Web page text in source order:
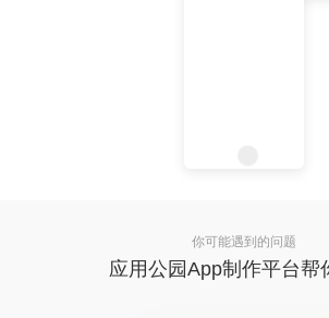
你可能遇到的问题
应用公园App制作平台帮